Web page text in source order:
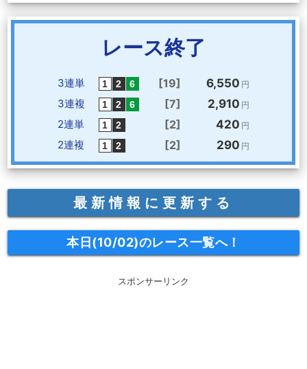
レース終了
3連単 [19] 6,550 円
3連複 [7] 2,910 円
2連単 [2] 420 円
2連複 [2] 290 円
最新情報に更新する
本日(10/02)のレース一覧へ！
スポンサーリンク